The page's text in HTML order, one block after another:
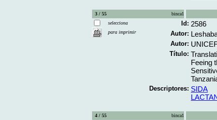
3 / 55
binca1
selecciona
para imprimir
Id: 2586
Autor:
Autor:
Título:
Feeing
Descriptores: SIDA
4 / 55
binca1